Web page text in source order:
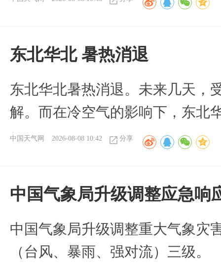
​东北华北 暑热消退
东北华北暑热消退。未来几天，
解。而在冷空气的影响下，东北
中国天气网 2026-08-08 10:42 分享
中国气象局升级调整应急响
中国气象局升级调整重大气象灾
（台风、暴雨、强对流）三级。